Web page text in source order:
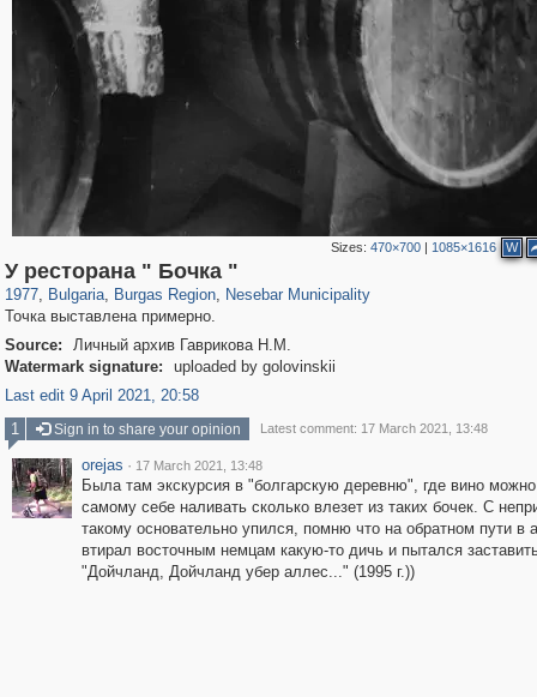
Sizes:470×700 | 1085×1616 W
У ресторана " Бочка "
1977, Bulgaria
12,267 12
, Burgas Region
945 1
, Nesebar Municipality
Точка выставлена примерно.
Source:
Личный архив Гаврикова Н.М.
Watermark signature:
uploaded by golovinskii
Last edit 9 April 2021, 20:58
1
Sign in to share your opinion Latest comment: 17 March 2021, 13:48
orejas · 17 March 2021, 13:48
Была там экскурсия в "болгарскую деревню", где вино
самому себе наливать сколько влезет из таких бочек. С
такому основательно упился, помню что на обратном пути в
втирал восточным немцам какую-то дичь и пытался
"Дойчланд, Дойчланд убер аллес..." (1995 г.))